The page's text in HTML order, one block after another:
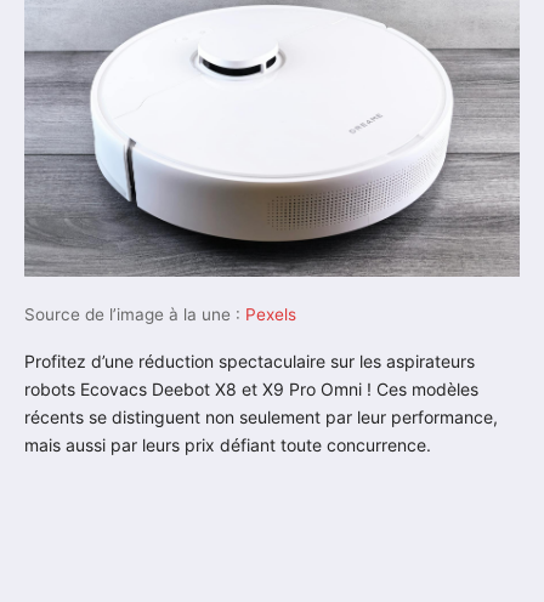
Source de l’image à la une : Pexels
Profitez d’une réduction spectaculaire sur les aspirateurs
robots Ecovacs Deebot X8 et X9 Pro Omni ! Ces modèles
récents se distinguent non seulement par leur performance,
mais aussi par leurs prix défiant toute concurrence.